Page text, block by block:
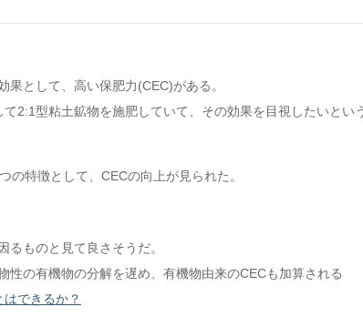
果として、高い保肥力(CEC)がある。
2:1型粘土鉱物を施肥していて、その効果を目視したいとい
の特徴として、CECの向上が見られた。
るものと見て良さそうだ。
の有機物の分解を遅め、有機物由来のCECも加算される
できるか？